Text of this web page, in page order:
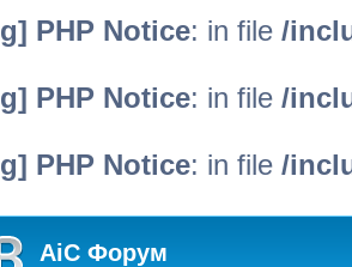
PHP Notice: in file /
PHP Notice: in file /
PHP Notice: in file /
AiC Форум